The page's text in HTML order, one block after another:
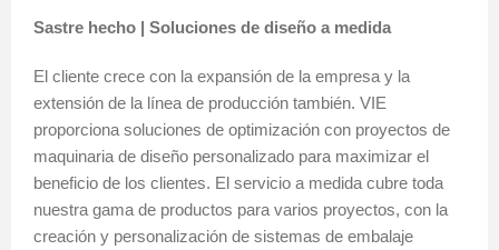
Sastre hecho | Soluciones de diseño a medida
El cliente crece con la expansión de la empresa y la
extensión de la línea de producción también. VIE
proporciona soluciones de optimización con proyectos de
maquinaria de diseño personalizado para maximizar el
beneficio de los clientes. El servicio a medida cubre toda
nuestra gama de productos para varios proyectos, con la
creación y personalización de sistemas de embalaje